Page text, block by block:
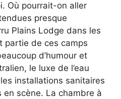
Où pourrait-on aller
presque
Plains Lodge dans les
partie de ces camps
d’humour et
le luxe de l’eau
installations sanitaires
en scène. La chambre à